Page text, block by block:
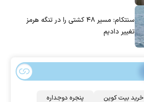
سنتکام: مسیر ۴۸ کشتی را در تنگه هرمز
تغییر دادیم
خرید بیت کوین
پنجره دوجداره